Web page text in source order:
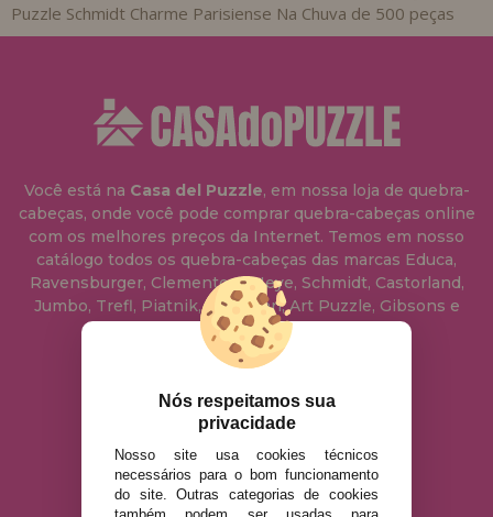
Puzzle Schmidt Charme Parisiense Na Chuva de 500 peças
Você está na Casa del Puzzle, em nossa loja de quebra-
cabeças, onde você pode comprar quebra-cabeças online
com os melhores preços da Internet. Temos em nosso
catálogo todos os quebra-cabeças das marcas Educa,
Ravensburger, Clementoni, Heye, Schmidt, Castorland,
Jumbo, Trefl, Piatnik, Anatolian, Art Puzzle, Gibsons e
muito mais.
info@casadopuzzle.pt
AVISO LEGAL
POLÍTICA DE PRIVACIDADE
Nós respeitamos sua
privacidade
Nosso site usa cookies técnicos
necessários para o bom funcionamento
do site. Outras categorias de cookies